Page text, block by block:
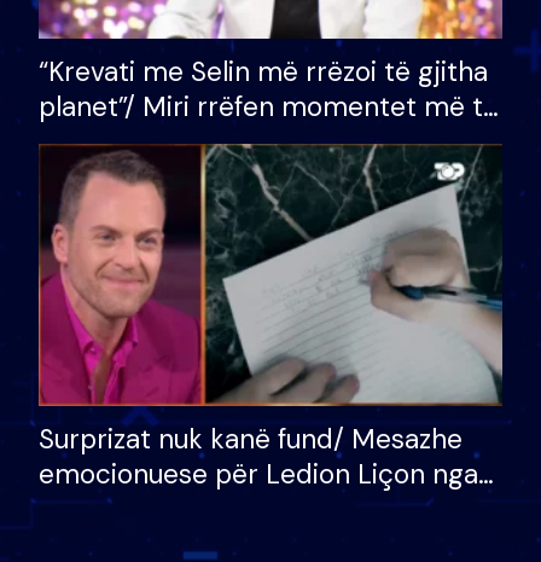
“Krevati me Selin më rrëzoi të gjitha
planet”/ Miri rrëfen momentet më të
bukura në shtëpinë e BB VIP: Do më
mungojë zilja e mëngjesit kur…
Surprizat nuk kanë fund/ Mesazhe
emocionuese për Ledion Liçon nga
nëna dhe fëmijët e tij, moderatori
nuk i mban dot lotët: Nuk meritoj…